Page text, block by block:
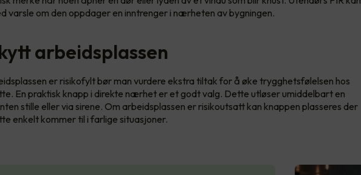
varsle om den oppdager en inntrenger i nærheten av bygningen.
arbeidsplassen
er risikofylt bør man vurdere ekstra tiltak for å øke trygghetsfølelsen hos
En praktisk knapp i direkte nærhet er et godt valg. Dette utløser umiddelbart en
stille eller via sirene. Om arbeidsplassen er risikoutsatt kan knappen plasseres der
enkelt kommer til i farlige situasjoner.